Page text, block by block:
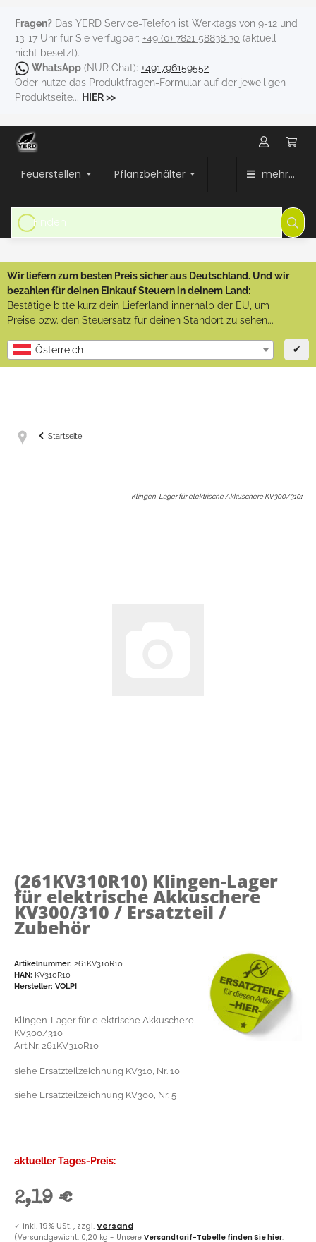
Fragen? Das YERD Service-Telefon ist Werktags von 9-12 und
13-17 Uhr für Sie verfügbar: +49 (0) 7821 58838 30 (aktuell
nicht besetzt).
WhatsApp (NUR Chat): +491796159552
Oder nutze das Produktfragen-Formular auf der jeweiligen
Produktseite... HIER>>
Feuerstellen Pflanzbehälter mehr...
Wir liefern zum besten Preis sicher aus Deutschland. Und wir
bezahlen für deinen Einkauf Steuern in deinem Land:
Bestätige bitte kurz dein Lieferland innerhalb der EU, um
Preise bzw. den Steuersatz für deinen Standort zu sehen...
Österreich ✔
Startseite
Klingen-Lager für elektrische Akkuschere KV300/310:
(261KV310R10) Klingen-Lager
für elektrische Akkuschere
KV300/310 / Ersatzteil /
Zubehör
Artikelnummer: 261KV310R10
HAN: KV310R10
Hersteller: VOLPI
Klingen-Lager für elektrische Akkuschere
KV300/310
Art.Nr. 261KV310R10
siehe Ersatzteilzeichnung KV310, Nr. 10
siehe Ersatzteilzeichnung KV300, Nr. 5
aktueller Tages-Preis:
2,19 €
✓ inkl. 19% USt. , zzgl.Versand
(Versandgewicht: 0,20 kg - Unsere Versandtarif-Tabelle finden Sie hier.